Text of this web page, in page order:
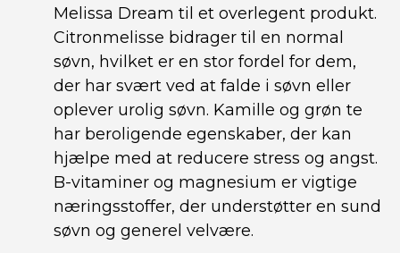
Melissa Dream til et overlegent produkt.
Citronmelisse bidrager til en normal
søvn, hvilket er en stor fordel for dem,
der har svært ved at falde i søvn eller
oplever urolig søvn. Kamille og grøn te
har beroligende egenskaber, der kan
hjælpe med at reducere stress og angst.
B-vitaminer og magnesium er vigtige
næringsstoffer, der understøtter en sund
søvn og generel velvære.